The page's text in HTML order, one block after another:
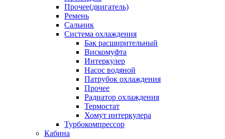
Прочее(двигатель)
Ремень
Сальник
Система охлаждения
Бак расширительный
Вискомуфта
Интеркулер
Насос водяной
Патрубок охлаждения
Прочее
Радиатор охлаждения
Термостат
Хомут интеркулера
Турбокомпрессор
Кабина